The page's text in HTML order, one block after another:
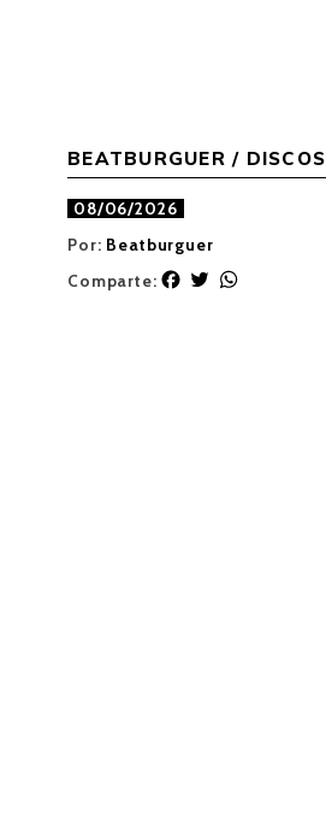
BEATBURGUER / DISCOS
08/06/2026
Por: Beatburguer
Comparte:
F
T